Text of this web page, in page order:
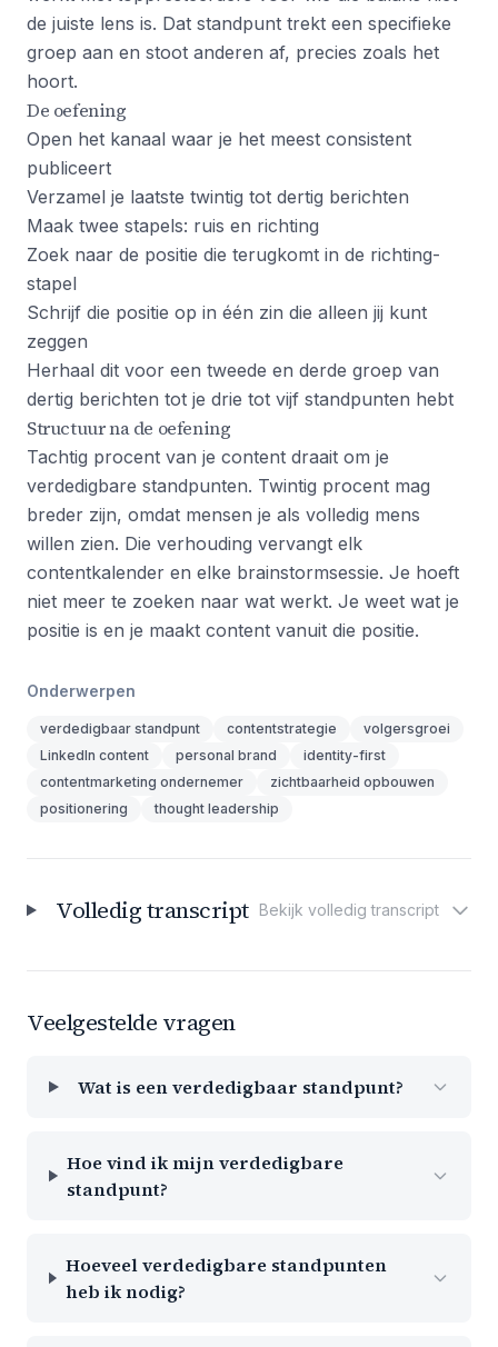
de juiste lens is. Dat standpunt trekt een specifieke
groep aan en stoot anderen af, precies zoals het
hoort.
De oefening
Open het kanaal waar je het meest consistent
publiceert
Verzamel je laatste twintig tot dertig berichten
Maak twee stapels: ruis en richting
Zoek naar de positie die terugkomt in de richting-
stapel
Schrijf die positie op in één zin die alleen jij kunt
zeggen
Herhaal dit voor een tweede en derde groep van
dertig berichten tot je drie tot vijf standpunten hebt
Structuur na de oefening
Tachtig procent van je content draait om je
verdedigbare standpunten. Twintig procent mag
breder zijn, omdat mensen je als volledig mens
willen zien. Die verhouding vervangt elk
contentkalender en elke brainstormsessie. Je hoeft
niet meer te zoeken naar wat werkt. Je weet wat je
positie is en je maakt content vanuit die positie.
Onderwerpen
verdedigbaar standpunt contentstrategie
volgersgroei
LinkedIn content
personal brand
identity-first
contentmarketing ondernemer
zichtbaarheid opbouwen
positionering
thought leadership
Volledig transcript Bekijk volledig transcript
Veelgestelde vragen
Wat is een verdedigbaar standpunt?
Hoe vind ik mijn verdedigbare
standpunt?
Hoeveel verdedigbare standpunten
heb ik nodig?